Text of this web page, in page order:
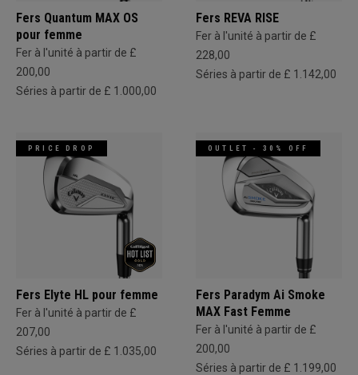
Fers Quantum MAX OS
pour femme
Fer à l'unité à partir de £
200,00
Séries à partir de £ 1.000,00
Fers REVA RISE
Fer à l'unité à partir de £
228,00
Séries à partir de £ 1.142,00
PRICE DROP
Fers Elyte HL pour femme
Fer à l'unité à partir de £
207,00
Séries à partir de £ 1.035,00
OUTLET - 30% OFF
Fers Paradym Ai Smoke
MAX Fast Femme
Fer à l'unité à partir de £
200,00
Séries à partir de £ 1.199,00